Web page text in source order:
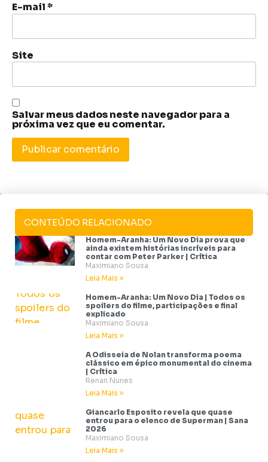
E-mail*
Site
Salvar meus dados neste navegador para a
próxima vez que eu comentar.
CONTEÚDO RELACIONADO
Homem-Aranha: Um Novo Dia prova que
ainda existem histórias incríveis para
contar com Peter Parker | Crítica
Maximiano Sousa
Leia Mais »
Homem-Aranha: Um Novo Dia | Todos os
spoilers do filme, participações e final
explicado
Maximiano Sousa
Leia Mais »
A Odisseia de Nolan transforma poema
clássico em épico monumental do cinema
| Crítica
Renan Nunes
Leia Mais »
Giancarlo Esposito revela que quase
entrou para o elenco de Superman | Sana
2026
Maximiano Sousa
Leia Mais »